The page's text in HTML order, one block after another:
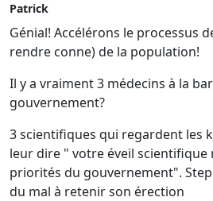
Patrick
Génial! Accélérons le processus
rendre conne) de la population!
Il y a vraiment 3 médecins à la
gouvernement?
3 scientifiques qui regardent les
leur dire " votre éveil scientifique
priorités du gouvernement".
du mal à retenir son érection